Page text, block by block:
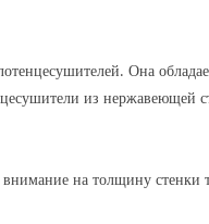
Она
из нержавеющей
на толщину стенки